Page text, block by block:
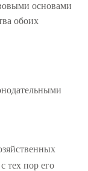
основами
обоих
тех пор его